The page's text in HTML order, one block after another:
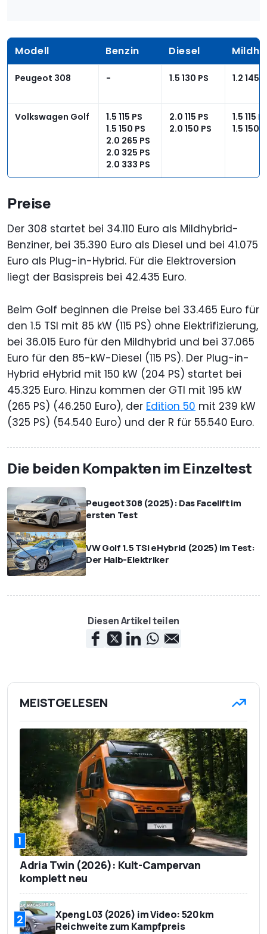
Modell Benzin Diesel
Peugeot 308 - 1.5 130 PS 1.2 145
Volkswagen Golf
1.5 115 PS
1.5 150 PS
2.0 265 PS
2.0 325 PS
2.0 333 PS
2.0 115 PS
2.0 150 PS
1.5 115
1.5 150
Preise
Der 308 startet bei 34.110 Euro als Mildhybrid-
Benziner, bei 35.390 Euro als Diesel und bei 41.075
Euro als Plug-in-Hybrid. Für die Elektroversion
liegt der Basispreis bei 42.435 Euro.
Beim Golf beginnen die Preise bei 33.465 Euro für
den 1.5 TSI mit 85 kW (115 PS) ohne Elektrifizierung,
bei 36.015 Euro für den Mildhybrid und bei 37.065
Euro für den 85-kW-Diesel (115 PS). Der Plug-in-
Hybrid eHybrid mit 150 kW (204 PS) startet bei
45.325 Euro. Hinzu kommen der GTI mit 195 kW
(265 PS) (46.250 Euro), der Edition 50 mit 239 kW
(325 PS) (54.540 Euro) und der R für 55.540 Euro.
Die beiden Kompakten im Einzeltest
Peugeot 308 (2025): Das Facelift im
ersten Test
VW Golf 1.5 TSI eHybrid (2025) im Test:
Der Halb-Elektriker
Diesen Artikel teilen
MEISTGELESEN
1
Adria Twin (2026): Kult-Campervan
komplett neu
2
Xpeng L03 (2026) im Video: 520 km
Reichweite zum Kampfpreis